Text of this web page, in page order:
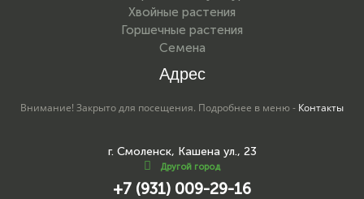
Хвойные растения
Горшечные растения
Семена
Адрес
Внимание! Закрыто для посещения. Подробнее в меню - Контакты
г. Смоленск, Кашена ул., 23
Другой город
+7 (931) 009-29-16